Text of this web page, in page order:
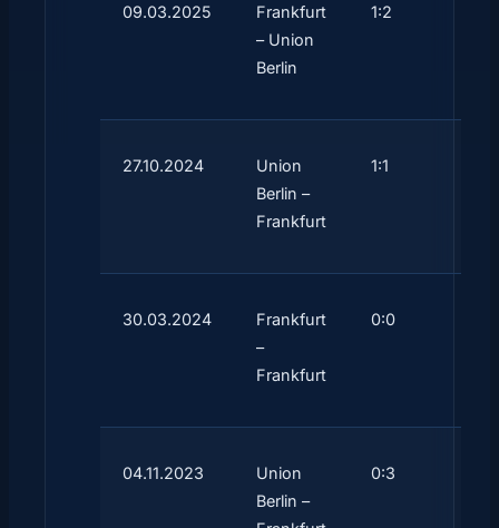
09.03.2025
Frankfurt
– Union
Berlin
1:2
27.10.2024
Union
Berlin –
Frankfurt
1:1
30.03.2024
Frankfurt
–
Frankfurt
0:0
04.11.2023
Union
Berlin –
0:3